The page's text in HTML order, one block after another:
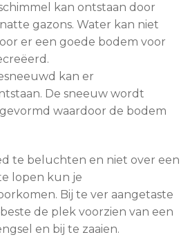
kan ontstaan door
gazons. Water kan niet
er een goede bodem voor
kan er
De sneeuw wordt
waardoor de bodem
te beluchten en niet over een
lopen kun je
Bij te ver aangetaste
de plek voorzien van een
en bij te zaaien.